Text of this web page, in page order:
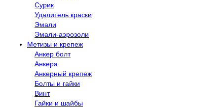
Сурик
Удалитель краски
Эмали
Эмали-аэрозоли
Метизы и крепеж
Анкер болт
Анкера
Анкерный крепеж
Болты и гайки
Винт
Гайки и шайбы